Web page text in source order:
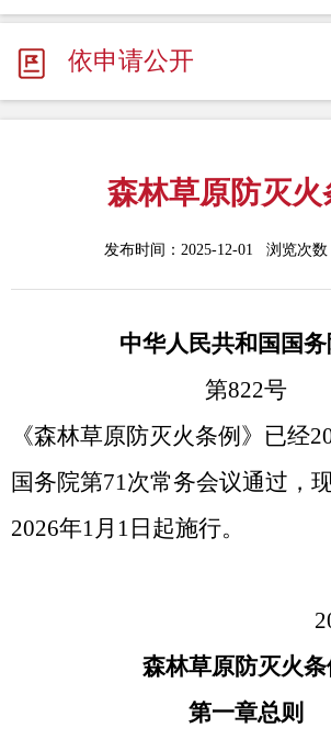
依申请公开
森林草原防灭火
发布时间：2025-12-01 浏览次数
中华人民共和国国
第822号
《森林草原防灭火条例》已经
国务院第71次常务会议通过，
2026年1月1日起施行。
森林草原防灭火条
第一章总则